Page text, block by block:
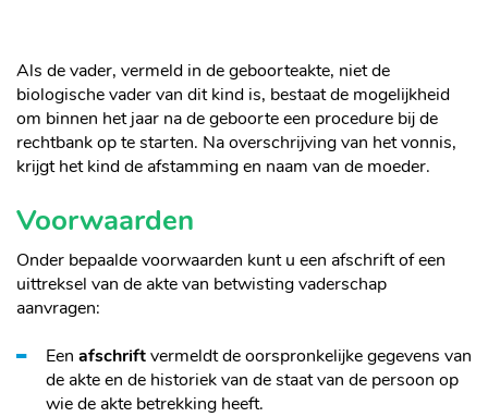
Als de vader, vermeld in de geboorteakte, niet de
biologische vader van dit kind is, bestaat de mogelijkheid
om binnen het jaar na de geboorte een procedure bij de
rechtbank op te starten. Na overschrijving van het vonnis,
krijgt het kind de afstamming en naam van de moeder.
Voorwaarden
Onder bepaalde voorwaarden kunt u een afschrift of een
uittreksel van de akte van betwisting vaderschap
aanvragen:
Een afschriftvermeldt de oorspronkelijke gegevens van
de akte en de historiek van de staat van de persoon op
wie de akte betrekking heeft.